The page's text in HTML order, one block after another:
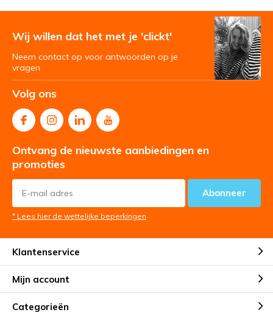
Wij willen dat het met je 'clickt'
Neem contact op voor antwoorden op je
vragen
Volg ons
Ontvang de nieuwste aanbiedingen en
promoties
Abonneer
* Lees hier de wettelijke beperkingen
Klantenservice
Mijn account
Categorieën